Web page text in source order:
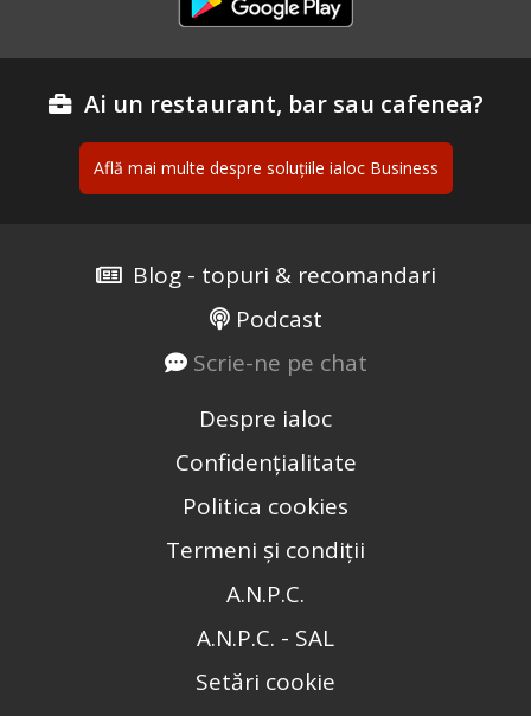
Ai un restaurant, bar sau cafenea?
Află mai multe despre soluțiile ialoc Business
Blog - topuri & recomandari
Podcast
Scrie-ne pe chat
Despre ialoc
Confidențialitate
Politica cookies
Termeni și condiții
A.N.P.C.
A.N.P.C. - SAL
Setări cookie